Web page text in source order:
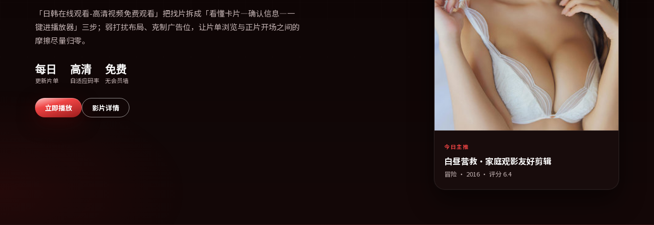
「日韩在线观看-高清视频免费观看 」把找片拆成「看懂卡片—确认信息—一
键进播放器」三步；弱打扰布局、克制广告位，让片单浏览与正片开场之间的
摩擦尽量归零。
每日
更新片单
高清
自适应码率
免费
无会员墙
立即播放 影片详情
今日主推
白昼营救·家庭观影友好剪辑
冒险· 2016· 评分6.4